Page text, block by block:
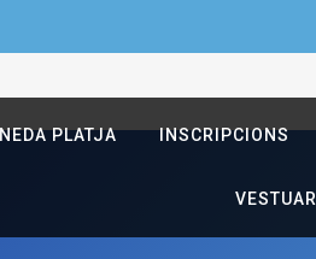
PLATJA INSCRIPCIONS
VESTUARI